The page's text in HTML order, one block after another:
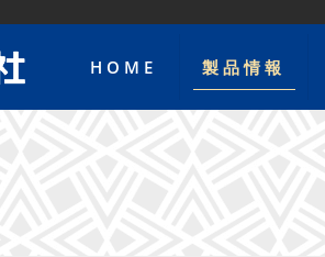
HOME 製品情報